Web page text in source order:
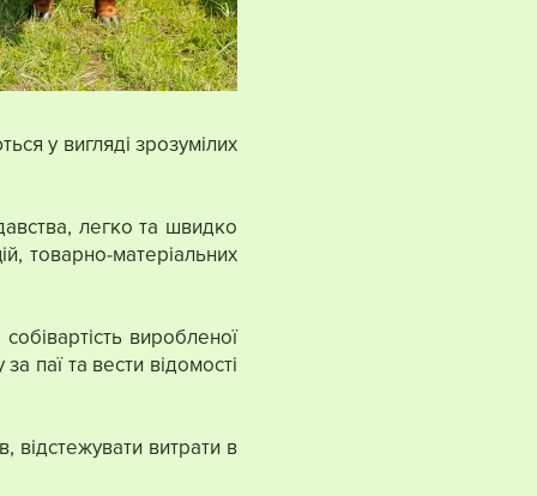
у вигляді зрозумілих
легко та швидко
товарно-матеріальних
виробленої
паї та вести відомості
відстежувати витрати в